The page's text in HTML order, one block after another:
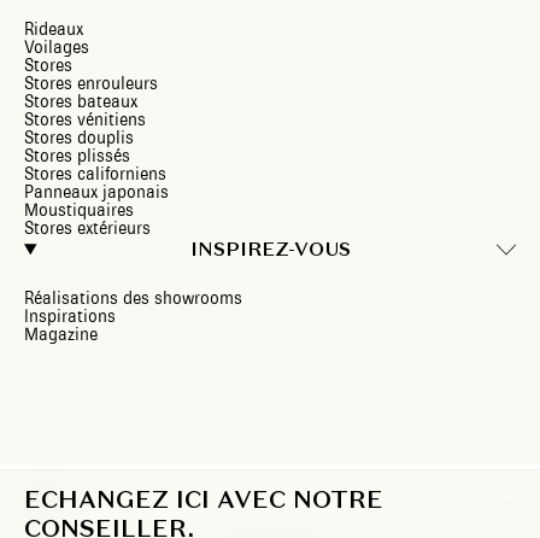
ECHANGEZ ICI AVEC NOTRE
CONSEILLER.
Rideaux
Voilages
Stores
Stores enrouleurs
Stores bateaux
Stores vénitiens
Stores douplis
Stores plissés
Stores californiens
Panneaux japonais
Moustiquaires
Stores extérieurs
INSPIREZ-VOUS
Réalisations des showrooms
Inspirations
Magazine
FR